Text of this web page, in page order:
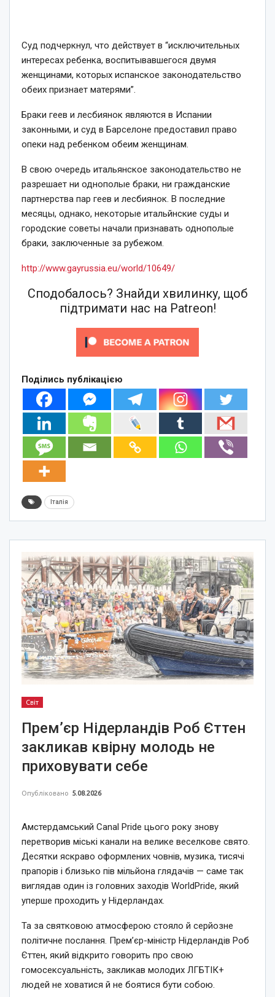
Суд подчеркнул, что действует в “исключительных
интересах ребенка, воспитывавшегося двумя
женщинами, которых испанское законодательство
обеих признает матерями”.
Браки геев и лесбиянок являются в Испании
законными, и суд в Барселоне предоставил право
опеки над ребенком обеим женщинам.
В свою очередь итальянское законодательство не
разрешает ни однополые браки, ни гражданские
партнерства пар геев и лесбиянок. В последние
месяцы, однако, некоторые итальйнские суды и
городские советы начали признавать однополые
браки, заключенные за рубежом.
http://www.gayrussia.eu/world/10649/
Сподобалось? Знайди хвилинку, щоб
підтримати нас на Patreon!
Поділись публікацією
Італія
Світ
Прем’єр Нідерландів Роб Єттен
закликав квірну молодь не
приховувати себе
Опубліковано 5.08.2026
Амстердамський Canal Pride цього року знову
перетворив міські канали на велике веселкове свято.
Десятки яскраво оформлених човнів, музика, тисячі
прапорів і близько пів мільйона глядачів — саме так
виглядав один із головних заходів WorldPride, який
уперше проходить у Нідерландах.
Та за святковою атмосферою стояло й серйозне
політичне послання. Прем’єр-міністр Нідерландів Роб
Єттен, який відкрито говорить про свою
гомосексуальність, закликав молодих ЛГБТІК+
людей не ховатися й не боятися бути собою.